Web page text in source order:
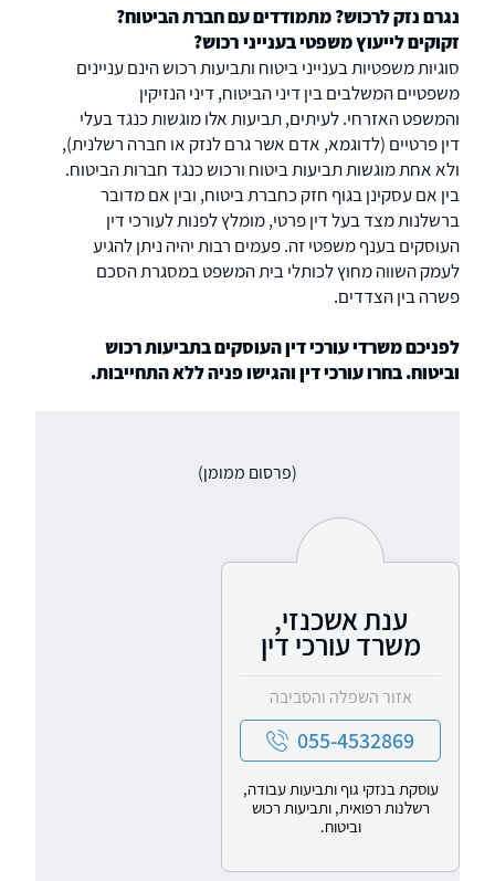
נגרם נזק לרכוש? מתמודדים עם חברת הביטוח?
זקוקים לייעוץ משפטי בענייני רכוש?
סוגיות משפטיות בענייני ביטוח ותביעות רכוש הינם עניינים
משפטיים המשלבים בין דיני הביטוח, דיני הנזיקין
והמשפט האזרחי. לעיתים, תביעות אלו מוגשות כנגד בעלי
דין פרטיים (לדוגמא, אדם אשר גרם לנזק או חברה רשלנית),
ולא אחת מוגשות תביעות ביטוח ורכוש כנגד חברות הביטוח.
בין אם עסקינן בגוף חזק כחברת ביטוח, ובין אם מדובר
ברשלנות מצד בעל דין פרטי, מומלץ לפנות לעורכי דין
העוסקים בענף משפטי זה. פעמים רבות יהיה ניתן להגיע
לעמק השווה מחוץ לכותלי בית המשפט במסגרת הסכם
פשרה בין הצדדים.
לפניכם משרדי עורכי דין העוסקים בתביעות רכוש
וביטוח. בחרו עורכי דין והגישו פניה ללא התחייבות.
(פרסום ממומן)
ענת אשכנזי,
משרד עורכי דין
אזור השפלה והסביבה
055-4532869
עוסקת בנזקי גוף ותביעות עבודה,
רשלנות רפואית, ותביעות רכוש
וביטוח.